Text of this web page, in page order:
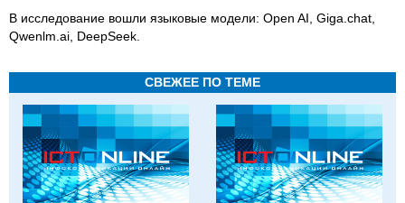
В исследование вошли языковые модели: Open AI, Giga.chat,
Qwenlm.ai, DeepSeek.
СВЕЖЕЕ ПО ТЕМЕ